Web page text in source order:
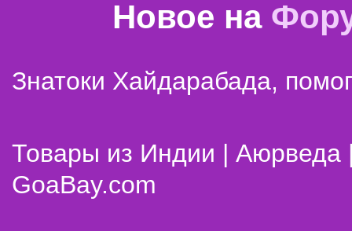
Новое на
Знатоки Хайдарабада,
Товары из Индии | Аюрведа
GoaBay.com